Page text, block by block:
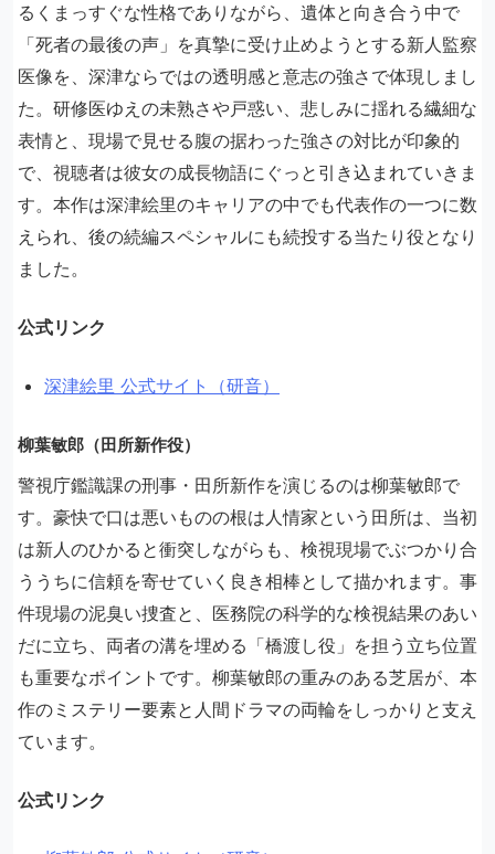
るくまっすぐな性格でありながら、遺体と向き合う中で
「死者の最後の声」を真摯に受け止めようとする新人監察
医像を、深津ならではの透明感と意志の強さで体現しまし
た。研修医ゆえの未熟さや戸惑い、悲しみに揺れる繊細な
表情と、現場で見せる腹の据わった強さの対比が印象的
で、視聴者は彼女の成長物語にぐっと引き込まれていきま
す。本作は深津絵里のキャリアの中でも代表作の一つに数
えられ、後の続編スペシャルにも続投する当たり役となり
ました。
公式リンク
深津絵里 公式サイト（研音）
柳葉敏郎（田所新作役）
警視庁鑑識課の刑事・田所新作を演じるのは柳葉敏郎で
す。豪快で口は悪いものの根は人情家という田所は、当初
は新人のひかると衝突しながらも、検視現場でぶつかり合
ううちに信頼を寄せていく良き相棒として描かれます。事
件現場の泥臭い捜査と、医務院の科学的な検視結果のあい
だに立ち、両者の溝を埋める「橋渡し役」を担う立ち位置
も重要なポイントです。柳葉敏郎の重みのある芝居が、本
作のミステリー要素と人間ドラマの両輪をしっかりと支え
ています。
公式リンク